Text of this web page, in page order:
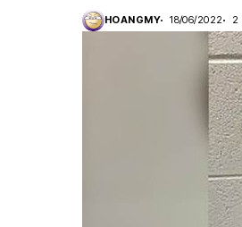
HOANGMY 18/06/2022 2